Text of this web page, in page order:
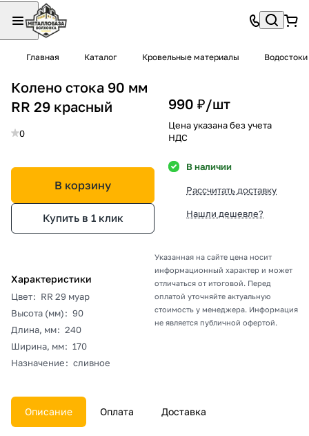
Главная Каталог Кровельные материалы Водостоки
Колено стока 90 мм
RR 29 красный
0
В корзину
Купить в 1 клик
Характеристики
Цвет: RR 29 муар
Высота (мм): 90
Длина, мм: 240
Ширина, мм: 170
Назначение: сливное
990 ₽/шт
Цена указана без учета
НДС
В наличии
Рассчитать доставку
Нашли дешевле?
Указанная на сайте цена носит
информационный характер и может
отличаться от итоговой. Перед
оплатой уточняйте актуальную
стоимость у менеджера. Информация
не является публичной офертой.
Описание Оплата Доставка